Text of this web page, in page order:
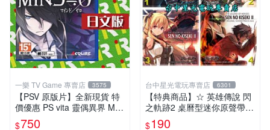
一樂 TV Game 專賣店 3575
【PSV 原版片】全新現貨 特
價優惠 PS vita 靈偶異界 MIN
D≒0 亞日版 日文版【台中一
$750
台中星光電玩專賣店 6301
【特典商品】☆ 英雄傳說 閃
之軌跡2 桌曆型迷你原聲帶 C
D ☆全新品【現貨供應 可挑
$190